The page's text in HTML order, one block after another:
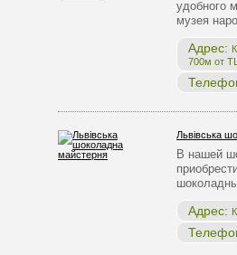
удобного
музея
Адрес:
700м от
Львівська
В нашей
Адрес: